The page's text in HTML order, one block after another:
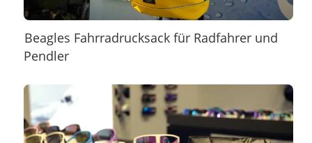
Beagles Fahrradrucksack für Radfahrer und
Pendler